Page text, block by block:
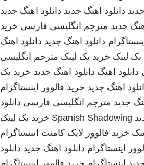
دانلود اهنگ جدید دانلود اهنگ جدید
جدید مترجم انگلیسی فارسی خرید
دانلود اهنگ جدید دانلود اهنگ
بک لینک خرید بک لینک مترجم انگلیسی
دانلود اهنگ دانلود اهنگ جدید خرید بک
اهنگ جدید خرید فالوور اینستاگرام
جدید مترجم انگلیسی فارسی دانلود
Spanish Shadowing خرید بک لینک
خرید فالوور لایک کامنت اینستاگرام
اینستاگرام دانلود اهنگ جدید دانلود